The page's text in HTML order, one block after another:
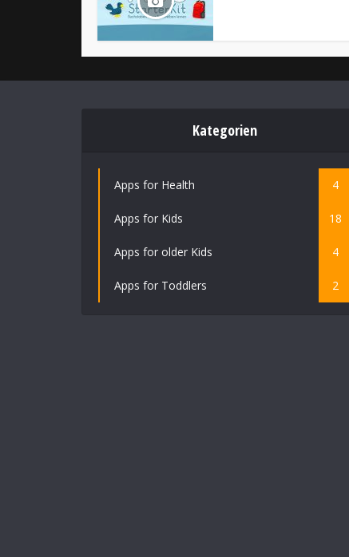
Kategorien
Apps for Health 4
Apps for Kids 18
Apps for older Kids 4
Apps for Toddlers 2